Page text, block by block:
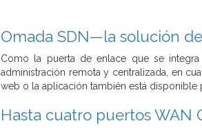
Omada SDN—la solución
Como la puerta de enlace que se
administración remota y centralizada, en
web o la aplicación también está disponible
Hasta cuatro puertos WAN